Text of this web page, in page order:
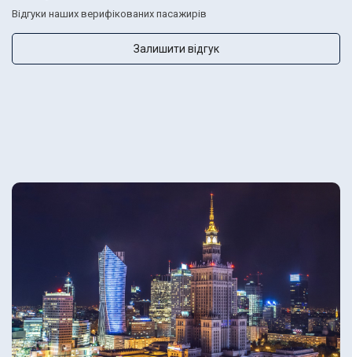
Відгуки наших верифікованих пасажирів
Залишити відгук